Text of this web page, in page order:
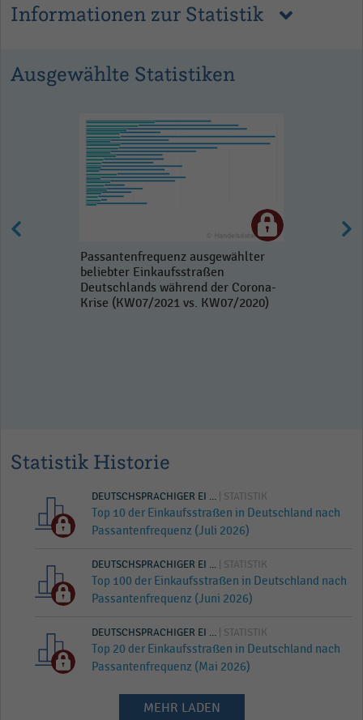
Informationen zur Statistik
Ausgewählte Statistiken
Passantenfrequenz ausgewählter
beliebter Einkaufsstraßen
Deutschlands während der Corona-
Krise (KW07/2021 vs. KW07/2020)
Statistik Historie
DEUTSCHSPRACHIGER EI ... | STATISTIK
Top 10 der Einkaufsstraßen in Deutschland nach
Passantenfrequenz (Juli 2026)
DEUTSCHSPRACHIGER EI ... | STATISTIK
Top 100 der Einkaufsstraßen in Deutschland nach
Passantenfrequenz (Juni 2026)
DEUTSCHSPRACHIGER EI ... | STATISTIK
Top 20 der Einkaufsstraßen in Deutschland nach
Passantenfrequenz (Mai 2026)
MEHR LADEN